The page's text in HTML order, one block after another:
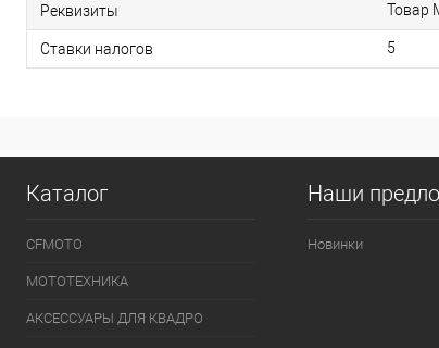
Реквизиты Товар
Ставки налогов 5
Каталог
CFMOTO
МОТОТЕХНИКА
АКСЕССУАРЫ ДЛЯ КВАДРО
Наши
Новинки